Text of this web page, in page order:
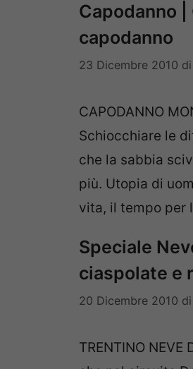
Capodanno |
capodanno
23 Dicembre 2010 di
CAPODANNO
Schiocchiare le
che la sabbia
più. Utopia di
vita, il tempo per
Speciale
ciaspolate e
20 Dicembre 2010 di
TRENTINO